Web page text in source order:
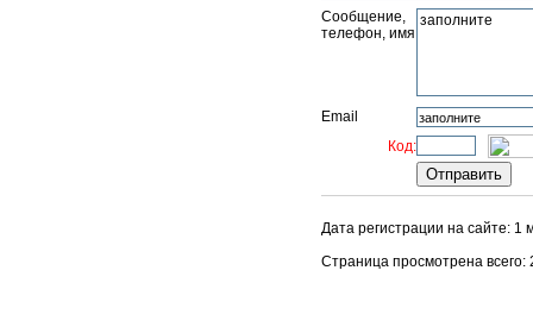
Сообщение,
телефон, имя
Email
Код:
Дата регистрации на сайте: 1
Страница просмотрена всего: